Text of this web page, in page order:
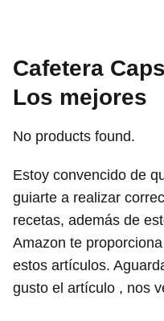
Cafetera
Los mejores
No products found.
Estoy convencido de
guiarte a realizar
recetas, además de
Amazon te
estos artículos.
gusto el artículo , nos